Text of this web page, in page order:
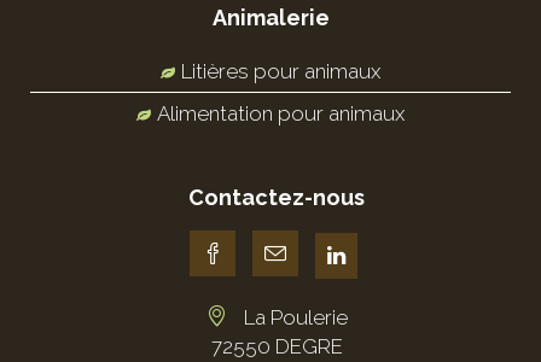
Animalerie
Litières pour animaux
Alimentation pour animaux
Contactez-nous
La Poulerie
72550 DEGRE